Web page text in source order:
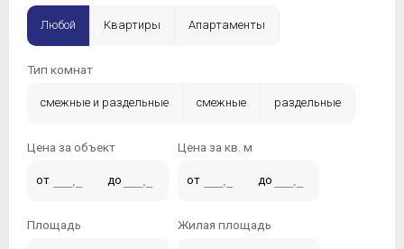
Любой Квартиры Апартаменты
Тип комнат
смежные и раздельные смежные раздельные
Цена за объект
от до
Цена за кв. м
от до
Площадь Жилая площадь